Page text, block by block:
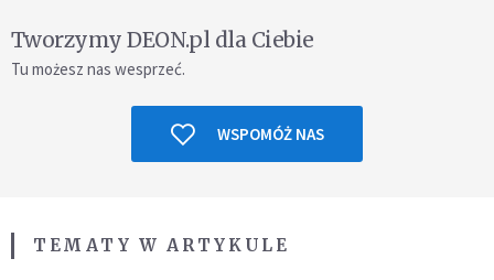
Tworzymy DEON.pl dla Ciebie
Tu możesz nas wesprzeć.
WSPOMÓŻ NAS
TEMATY W ARTYKULE